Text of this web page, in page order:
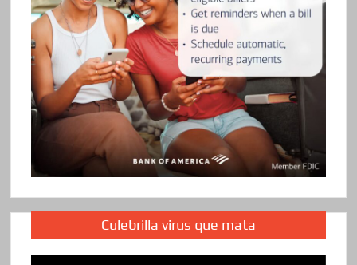
Culebrilla virus que mata